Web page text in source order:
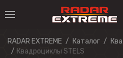
RADAR EXTREME Каталог
Квадроциклы STELS